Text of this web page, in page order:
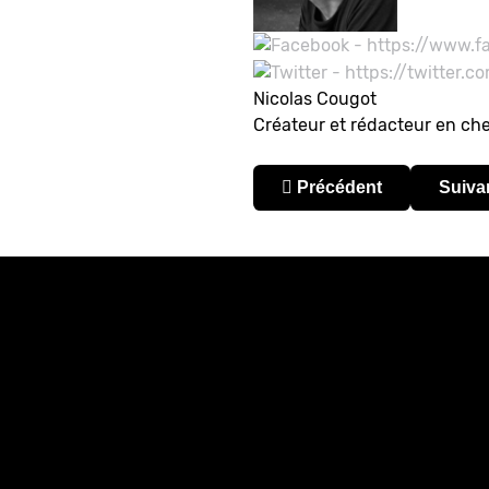
Nicolas Cougot
Créateur et rédacteur en
Article précédent :
Précédent